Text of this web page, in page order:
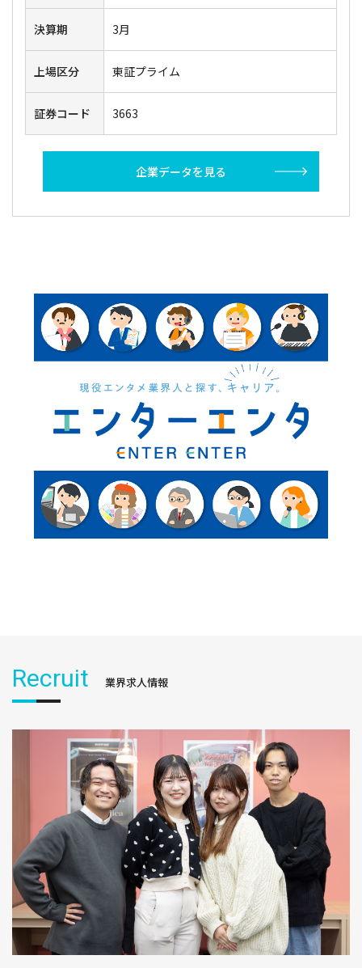
決算期 3月
上場区分 東証プライム
証券コード 3663
企業データを見る
Recruit 業界求人情報